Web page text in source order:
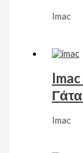
Imac
Imac